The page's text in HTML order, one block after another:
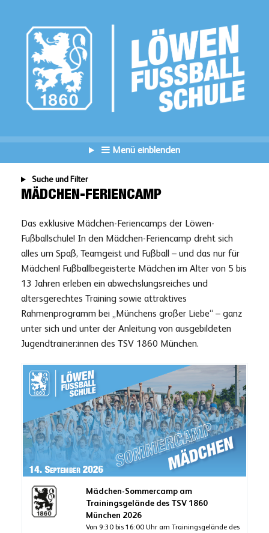
Menü einblenden
Suche und Filter
MÄDCHEN-FERIENCAMP
Das exklusive Mädchen-Feriencamps der Löwen-
Fußballschule! In den Mädchen-Feriencamp dreht sich
alles um Spaß, Teamgeist und Fußball – und das nur für
Mädchen! Fußballbegeisterte Mädchen im Alter von 5 bis
13 Jahren erleben ein abwechslungsreiches und
altersgerechtes Training sowie attraktives
Rahmenprogramm bei „Münchens großer Liebe“ – ganz
unter sich und unter der Anleitung von ausgebildeten
Jugendtrainer:innen des TSV 1860 München.
Mädchen-Sommercamp am
Trainingsgelände des TSV 1860
München 2026
Von 9:30 bis 16:00 Uhr am Trainingsgelände des